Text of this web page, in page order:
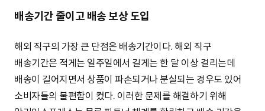
배송기간 줄이고 배송 보상 도입
해외 직구의 가장 큰 단점은 배송기간이다. 해외 직구
배송기간은 적게는 일주일에서 길게는 한 달 이상 걸리는데
배송이 길어지면서 상품이 파손되거나 분실되는 경우도 있어
소비자들의 불편함이 컸다. 이러한 문제를 해결하기 위해